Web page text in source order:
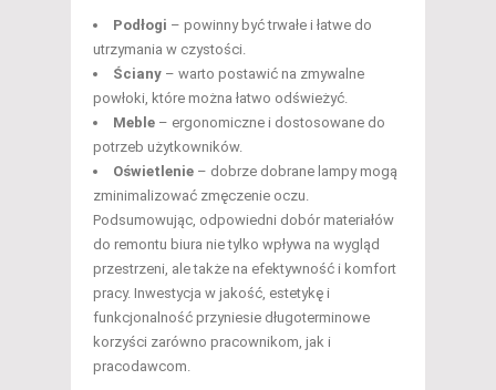
Podłogi – powinny być trwałe i łatwe do
utrzymania w czystości.
Ściany – warto postawić na zmywalne
powłoki, które można łatwo odświeżyć.
Meble – ergonomiczne i dostosowane do
potrzeb użytkowników.
Oświetlenie – dobrze dobrane lampy mogą
zminimalizować zmęczenie oczu.
Podsumowując, odpowiedni dobór materiałów
do remontu biura nie tylko wpływa na wygląd
przestrzeni, ale także na efektywność i komfort
pracy. Inwestycja w jakość, estetykę i
funkcjonalność przyniesie długoterminowe
korzyści zarówno pracownikom, jak i
pracodawcom.